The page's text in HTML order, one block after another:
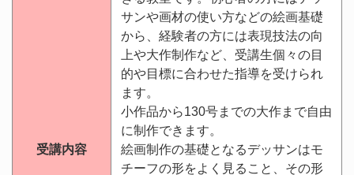
受講内容
サンや画材の使い方などの絵画基礎
から、経験者の方には表現技法の向
上や大作制作など、受講生個々の目
的や目標に合わせた指導を受けられ
ます。
小作品から130号までの大作まで自由
に制作できます。
絵画制作の基礎となるデッサンはモ
チーフの形をよく見ること、その形